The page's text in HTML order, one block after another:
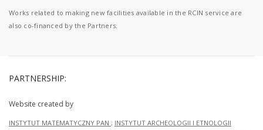
Works related to making new facilities available in the RCIN service are
also co-financed by the Partners.
PARTNERSHIP:
Website created by
INSTYTUT MATEMATYCZNY PAN ; INSTYTUT ARCHEOLOGII I ETNOLOGII